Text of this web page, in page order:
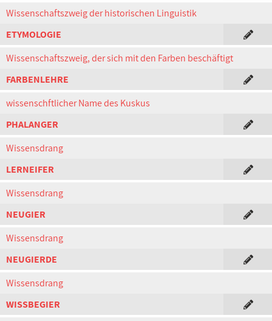
Wissenschaftszweig der historischen Linguistik
ETYMOLOGIE
Wissenschaftszweig, der sich mit den Farben beschäftigt
FARBENLEHRE
wissenschftlicher Name des Kuskus
PHALANGER
Wissensdrang
LERNEIFER
Wissensdrang
NEUGIER
Wissensdrang
NEUGIERDE
Wissensdrang
WISSBEGIER